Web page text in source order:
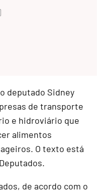
deputado Sidney
de transporte
e hidroviário que
alimentos
O texto está
de acordo com o